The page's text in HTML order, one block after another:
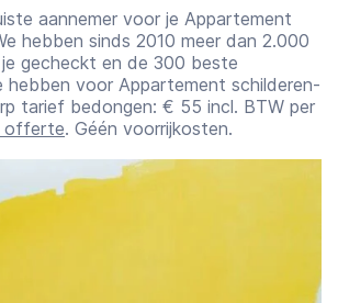
aannemer voor je Appartement
hebben sinds 2010 meer dan 2.000
gecheckt en de 300 beste
hebben voor Appartement schilderen-
tarief bedongen: € 55 incl. BTW per
offerte. Géén voorrijkosten.